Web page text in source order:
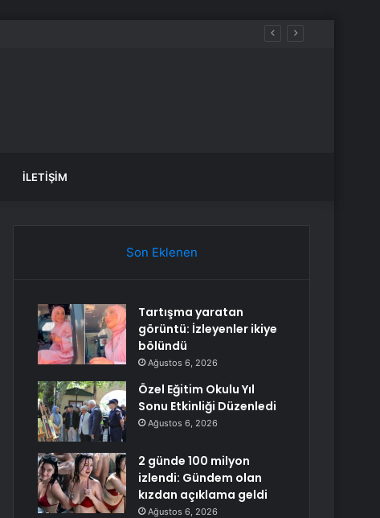
İLETIŞIM
Son Eklenen
Tartışma yaratan
görüntü: İzleyenler ikiye
bölündü
Ağustos 6, 2026
Özel Eğitim Okulu Yıl
Sonu Etkinliği Düzenledi
Ağustos 6, 2026
2 günde 100 milyon
izlendi: Gündem olan
kızdan açıklama geldi
Ağustos 6, 2026